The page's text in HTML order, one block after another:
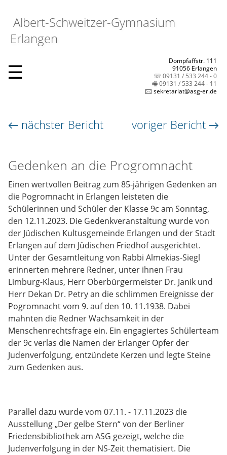
Albert-Schweitzer-Gymnasium
Erlangen
☰
Dompfaffstr. 111
91056 Erlangen
☏ 09131 / 533 244 - 0
🖷 09131 / 533 244 - 11
🖂 sekretariat@asg-er.de
← nächster Bericht voriger Bericht →
Gedenken an die Progromnacht
Einen wertvollen Beitrag zum 85-jährigen Gedenken an
die Pogromnacht in Erlangen leisteten die
Schülerinnen und Schüler der Klasse 9c am Sonntag,
den 12.11.2023. Die Gedenkveranstaltung wurde von
der Jüdischen Kultusgemeinde Erlangen und der Stadt
Erlangen auf dem Jüdischen Friedhof ausgerichtet.
Unter der Gesamtleitung von Rabbi Almekias-Siegl
erinnerten mehrere Redner, unter ihnen Frau
Limburg-Klaus, Herr Oberbürgermeister Dr. Janik und
Herr Dekan Dr. Petry an die schlimmen Ereignisse der
Pogromnacht vom 9. auf den 10. 11.1938. Dabei
mahnten die Redner Wachsamkeit in der
Menschenrechtsfrage ein. Ein engagiertes Schülerteam
der 9c verlas die Namen der Erlanger Opfer der
Judenverfolgung, entzündete Kerzen und legte Steine
zum Gedenken aus.
Parallel dazu wurde vom 07.11. - 17.11.2023 die
Ausstellung „Der gelbe Stern“ von der Berliner
Friedensbibliothek am ASG gezeigt, welche die
Judenverfolgung in der NS-Zeit thematisiert. Die